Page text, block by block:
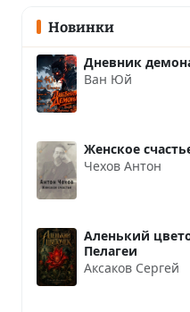
Новинки
Дневник
Ван Юй
Женское
Чехов Антон
Аленький
Пелагеи
Аксаков Сергей